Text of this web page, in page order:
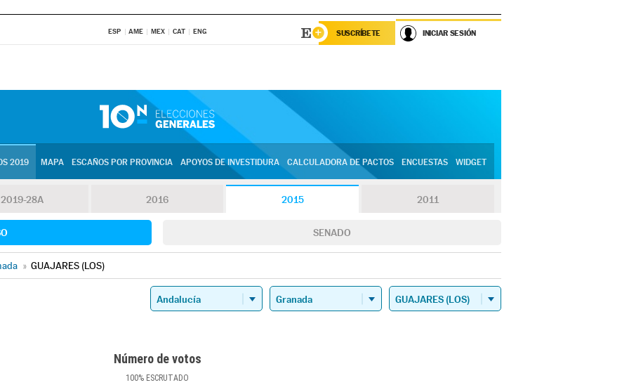
ESP AME MEX CAT ENG SUSCRÍBETE INICIAR SESIÓN
2019 MAPA ESCAÑOS POR PROVINCIA APOYOS DE INVESTIDURA CALCULADORA DE PACTOS ENCUESTAS WIDGET
2019-28A 2016 2015 2011
SENADO
» GUAJARES (LOS)
Número de votos
100% ESCRUTADO